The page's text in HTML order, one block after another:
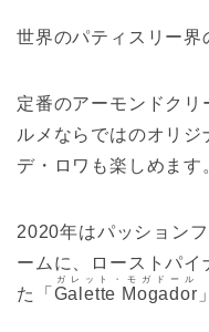
世界のパティスリー界
定番のアーモンドク
ルメならではのオリジ
デ・ロワも楽しめます
2020年はパッション
ームに、ローストパ
た「 Galette Mogador
ガレット・モガドール